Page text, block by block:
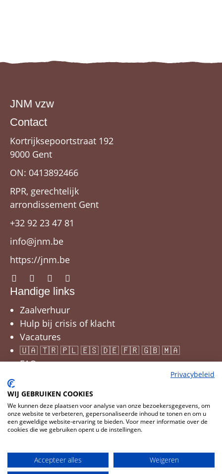
JNM vzw
Contact
Kortrijksepoortstraat 192
9000 Gent
ON: 0413892466
RPR, gerechtelijk
arrondissement Gent
+32 92 23 47 81
info@jnm.be
https://jnm.be
Handige links
Zaalverhuur
Hulp bij crisis of klacht
Vacatures
🇺🇦 🇹🇷 🇵🇱 🇪🇸 🇩🇪 🇫🇷 🇬🇧 🇲🇦
FAQ
CMS Cookies Privacy Disclaimer
Privacybeleid
WIJ GEBRUIKEN COOKIES
We kunnen deze plaatsen voor analyse van onze bezoekersgegevens, om
onze website te verbeteren, gepersonaliseerde inhoud te tonen en om u
een geweldige website-ervaring te bieden. Voor meer informatie over de
cookies die we gebruiken opent u de instellingen.
Accepteer alles Weigeren